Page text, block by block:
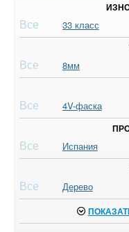
Все 33 класс
Все 8мм
Все 4V-фаска
Все Испания
Все Дерево